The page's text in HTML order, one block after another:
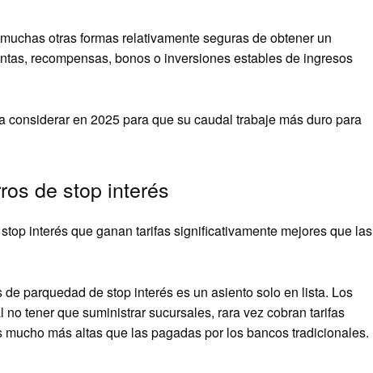
otras formas relativamente seguras de obtener un
recompensas, bonos o inversiones estables de ingresos
en 2025 para que su caudal trabaje más duro para
de stop interés
interés que ganan tarifas significativamente mejores que las
parquedad de stop interés es un asiento solo en lista. Los
tener que suministrar sucursales, rara vez cobran tarifas
más altas que las pagadas por los bancos tradicionales.